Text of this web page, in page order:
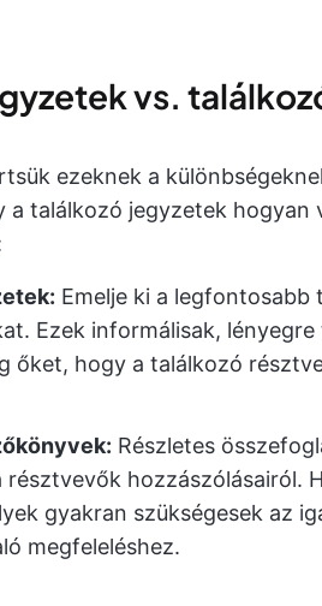
vs.
ezeknek a
a találkozó jegyzetek hogyan
Emelje ki a
Ezek informálisak,
őket, hogy a találkozó
Részletes
résztvevők hozzászólásairól.
gyakran szükségesek az
megfeleléshez.